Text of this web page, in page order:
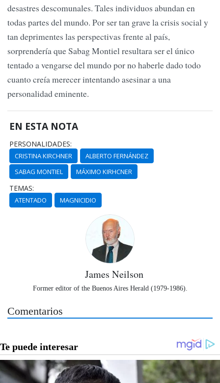
desastres descomunales. Tales individuos abundan en
todas partes del mundo. Por ser tan grave la crisis social y
tan deprimentes las perspectivas frente al país,
sorprendería que Sabag Montiel resultara ser el único
tentado a vengarse del mundo por no haberle dado todo
cuanto creía merecer intentando asesinar a una
personalidad eminente.
EN ESTA NOTA
PERSONALIDADES:
CRISTINA KIRCHNER
ALBERTO FERNÁNDEZ
SABAG MONTIEL
MÁXIMO KIRHCNER
TEMAS:
ATENTADO MAGNICIDIO
James Neilson
Former editor of the Buenos Aires Herald (1979-1986).
Comentarios